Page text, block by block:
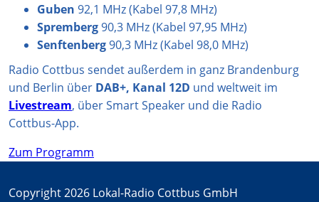
Guben 92,1 MHz (Kabel 97,8 MHz)
Spremberg90,3 MHz (Kabel 97,95 MHz)
Senftenberg90,3 MHz (Kabel 98,0 MHz)
Radio Cottbus sendet außerdem in ganz Brandenburg
und Berlin über DAB+, Kanal 12D und weltweit im
Livestream, über Smart Speaker und die Radio
Cottbus-App.
Zum Programm
Copyright 2026 Lokal-Radio Cottbus GmbH